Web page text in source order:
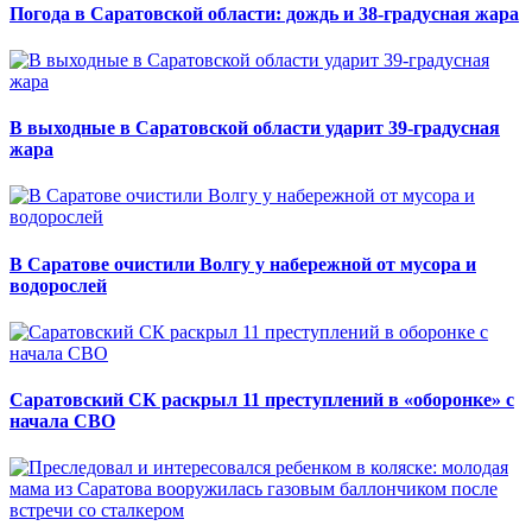
Погода в Саратовской области: дождь и 38-градусная жара
В выходные в Саратовской области ударит 39-градусная
жара
В Саратове очистили Волгу у набережной от мусора и
водорослей
Саратовский СК раскрыл 11 преступлений в «оборонке» с
начала СВО